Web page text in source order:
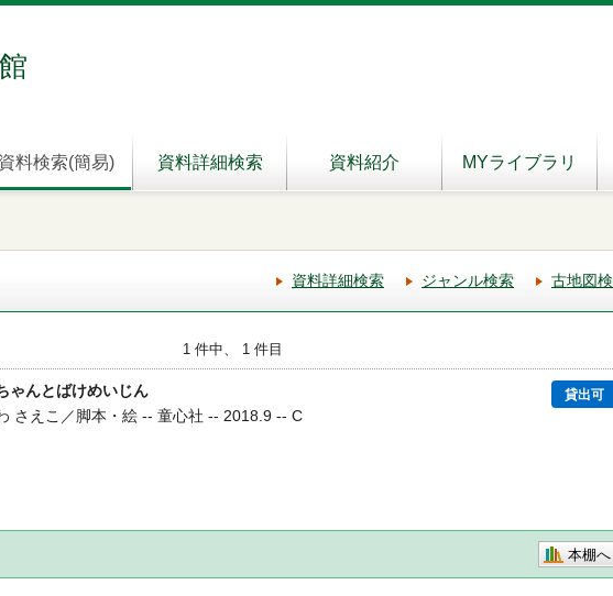
資料検索(簡易) 資料詳細検索 資料紹介 MYライブラリ
資料詳細検索 ジャンル検索 古地図
1 件中、 1 件目
ゃんとばけめいじん 貸出可
さえこ／脚本・絵 -- 童心社 -- 2018.9 -- C
本棚へ